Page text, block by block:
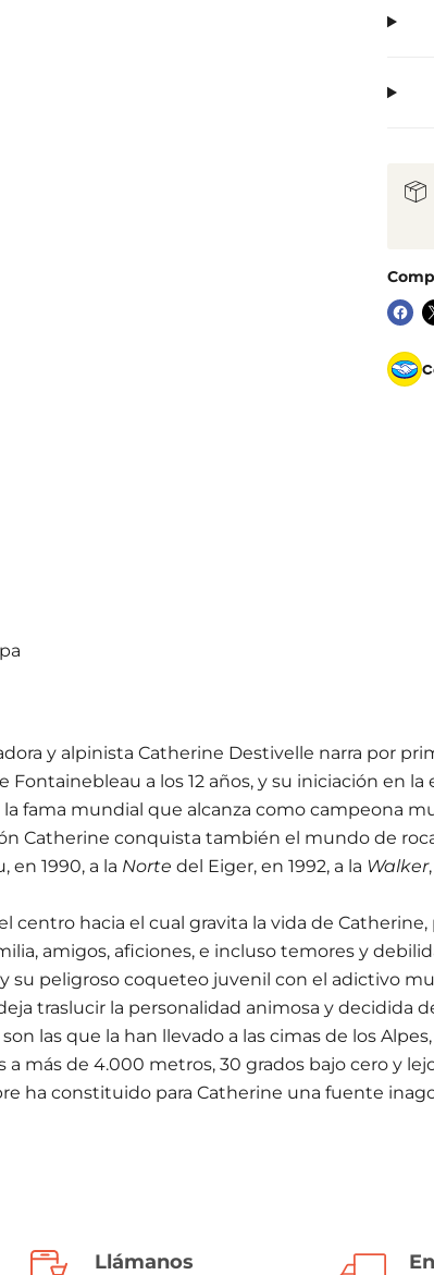
y alpinista Catherine Destivelle narra por
Fontainebleau a los 12 años, y su iniciación en
la fama mundial que alcanza como campeona
Catherine conquista también el mundo de
en 1990, a la Norte del Eiger, en 1992, a la Walker
centro hacia el cual gravita la vida de
amigos, aficiones, e incluso temores y
su peligroso coqueteo juvenil con el adictivo
traslucir la personalidad animosa y decidida
las que la han llevado a las cimas de los
a más de 4.000 metros, 30 grados bajo cero y
ha constituido para Catherine una fuente
Llámanos